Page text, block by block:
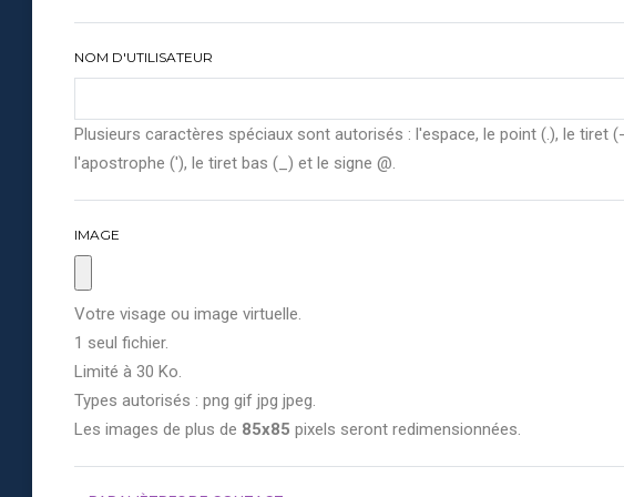
NOM D'UTILISATEUR
Plusieurs caractères spéciaux sont autorisés : l'espace, le point (.), le tiret
l'apostrophe ('), le tiret bas (_) et le signe @.
IMAGE
Votre visage ou image virtuelle.
1 seul fichier.
Limité à 30 Ko.
Types autorisés : png gif jpg jpeg.
Les images de plus de 85x85 pixels seront redimensionnées.